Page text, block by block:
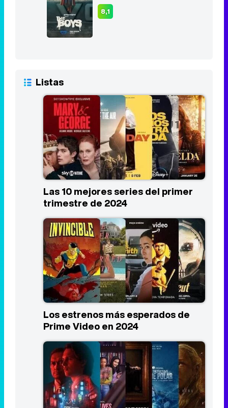
8,1
Listas
Las 10 mejores series del primer
trimestre de 2024
Los estrenos más esperados de
Prime Video en 2024